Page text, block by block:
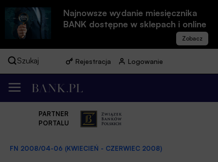
Najnowsze wydanie miesięcznika
BANK dostępne w sklepach i online
Szukaj Rejestracja Logowanie
PARTNER
PORTALU
FN 2008/04-06 (KWIECIEŃ - CZERWIEC 2008)